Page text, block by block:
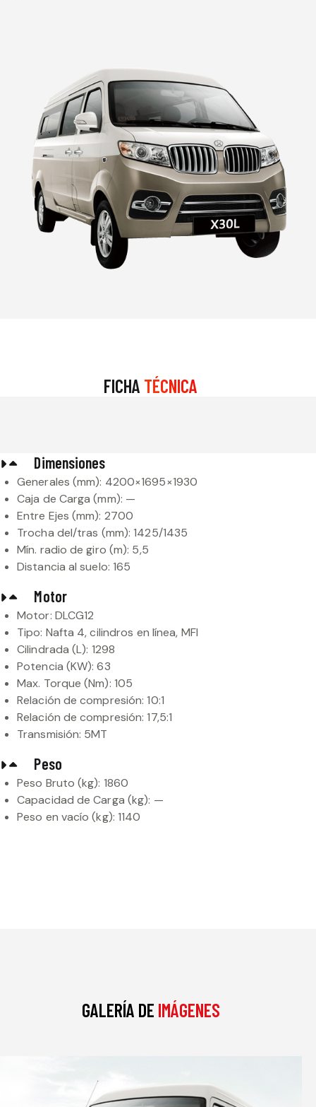
FICHA TÉCNICA
Dimensiones
Generales (mm): 4200×1695×1930
Caja de Carga (mm): —
Entre Ejes (mm): 2700
Trocha del/tras (mm): 1425/1435
Mín. radio de giro (m): 5,5
Distancia al suelo: 165
Motor
Motor: DLCG12
Tipo: Nafta 4, cilindros en línea, MFI
Cilindrada (L): 1298
Potencia (KW): 63
Max. Torque (Nm): 105
Relación de compresión: 10:1
Relación de compresión: 17,5:1
Transmisión: 5MT
Peso
Peso Bruto (kg): 1860
Capacidad de Carga (kg): —
Peso en vacío (kg): 1140
GALERÍA DE IMÁGENES